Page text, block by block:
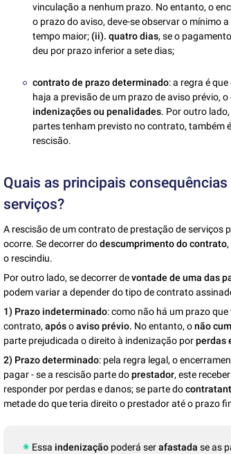
vinculação a nenhum prazo. No entanto, o
o prazo do aviso, deve-se observar o mínimo
tempo maior;(ii). quatro dias, se o
deu por prazo inferior a sete dias;
contrato de prazo determinado: a regra é
haja a previsão de um prazo de aviso prévio,
indenizações ou penalidades. Por outro
partes tenham previsto no contrato, também
rescisão.
Quais as principais
serviços?
A rescisão de um contrato de prestação de serviços
ocorre. Se decorrer dodescumprimento do contrato
o rescindiu.
Por outro lado, se decorrer devontade de uma das
podem variar a depender do tipo de contrato
1) Prazo indeterminado: como não há um prazo
contrato,apósoaviso prévio. No entanto, onão
parte prejudicada o direito à indenização porperdas
2) Prazo determinado: pela regra legal, o
pagar - se a rescisão parte doprestador, este
responder por perdas e danos; se parte do
metade do que teria direito o prestador até o prazo
Essa indenização poderá serafastada se as